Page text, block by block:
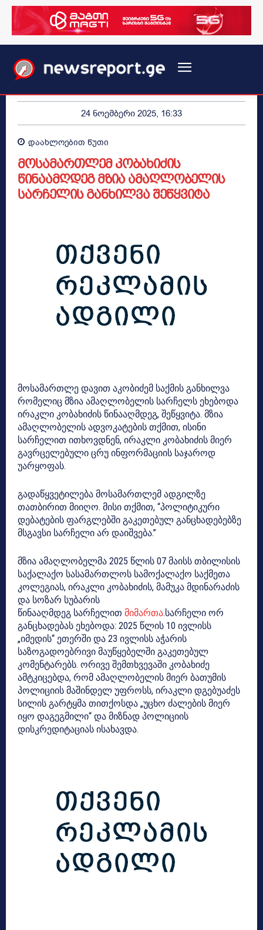
24 ნოემბერი 2025, 16:33
დაახლოებით წუთი
მოსამართლემ კობახიძის
წინაამღდეგ მზია ამაღლობელის
სარჩელის განხილვა შეწყვიტა
მოსამართლე დავით აკობიძემ საქმის განხილვა
რომელიც მზია ამაღლობელის სარჩელს ეხებოდა
ირაკლი კობახიძის წინააღმდეგ, შეწყვიტა. მზია
ამაღლობელის ადვოკატების თქმით, ისინი
სარჩელით ითხოვდნენ, ირაკლი კობახიძის მიერ
გავრცელებული ცრუ ინფორმაციის საჯაროდ
უარყოფას.
გადაწყვეტილება მოსამართლემ ადგილზე
თათბირით მიიღო. მისი თქმით, “პოლიტიკური
დებატების ფარგლებში გაკეთებულ განცხადებებზე
მსგავსი სარჩელი არ დაიშვება.”
მზია ამაღლობელმა 2025 წლის 07 მაისს თბილისის
საქალაქო სასამართლოს სამოქალაქო საქმეთა
კოლეგიას, ირაკლი კობახიძის, მამუკა მდინარაძის
და სოზარ სუბარის
წინააღმდეგ სარჩელით მიმართა.სარჩელი ორ
განცხადებას ეხებოდა: 2025 წლის 10 ივლისს
„იმედის“ ეთერში და 23 ივლისს აჭარის
საზოგადოებრივი მაუწყებელში გაკეთებულ
კომენტარებს. ორივე შემთხვევაში კობახიძე
ამტკიცებდა, რომ ამაღლობელის მიერ ბათუმის
პოლიციის მაშინდელ უფროსს, ირაკლი დგებუაძეს
სილის გარტყმა თითქოსდა „უცხო ძალების მიერ
იყო დაგეგმილი“ და მიზნად პოლიციის
დისკრედიტაციას ისახავდა.